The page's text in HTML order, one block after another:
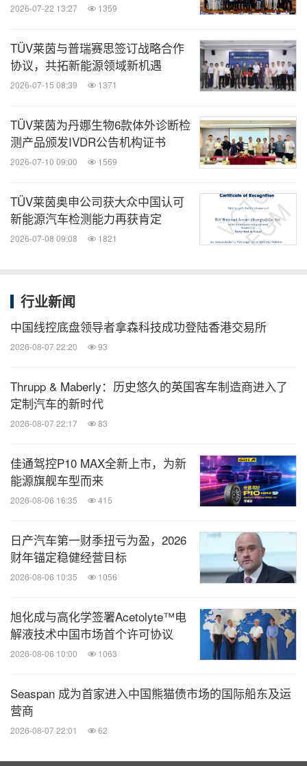
2026-07-22 13:27 1359
TÜV莱茵与普瑞赛思签订战略合作
协议，共拓新能源领域新机遇
2026-07-15 08:39 1371
TÜV莱茵为丹娜生物6款体外诊断检
测产品颁发IVDR公告机构证书
2026-07-10 09:00 1569
TÜV莱茵奥申公司获大众中国认可
新能源汽车检测能力再获肯定
2026-07-08 09:08 1821
行业新闻
中国线控底盘领导者拿森科技成功登陆香港交易所
2026-08-07 22:20 93
Thrupp & Maberly：历史悠久的英国客车制造商进入了
定制汽车的新时代
2026-08-07 22:17 83
佳通驾控P10 MAX全新上市，为新
能源旗舰车型而来
2026-08-06 16:35 415
日产汽车第一财季扭亏为盈，2026
财年锚定稳健经营目标
2026-08-06 10:35 1056
旭化成与高化学签署Acetolyte™电
解液技术中国市场首个许可协议
2026-08-06 10:00 1063
Seaspan 成为首家进入中国熊猫债市场的国际船东及运
营商
2026-08-07 22:01 62